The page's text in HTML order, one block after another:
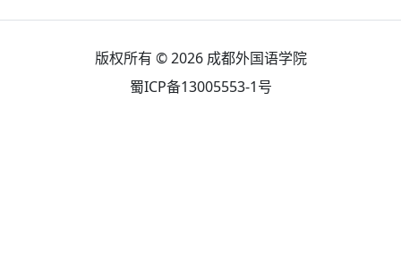
版权所有 © 2026 成都外国语学院
蜀ICP备13005553-1号